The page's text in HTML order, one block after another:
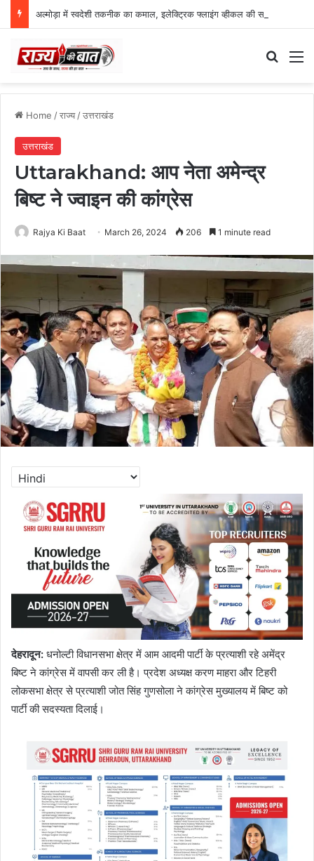
Home /राज्य/उत्तराखंड
उत्तराखंड
Uttarakhand: आप नेता अमेन्द्र
बिष्ट ने ज्वाइन की कांग्रेस
Rajya Ki Baat March 26, 2024 206 1 minute read
देहरादून: धनोल्टी विधानसभा क्षेत्र में आम आदमी पार्टी के प्रत्याशी रहे अमेंद्र
बिष्ट ने कांग्रेस में वापसी कर ली है। प्रदेश अध्यक्ष करण माहरा और टिहरी
लोकसभा क्षेत्र से प्रत्याशी जोत सिंह गुणसोला ने कांग्रेस मुख्यालय में बिष्ट को
पार्टी की सदस्यता दिलाई।